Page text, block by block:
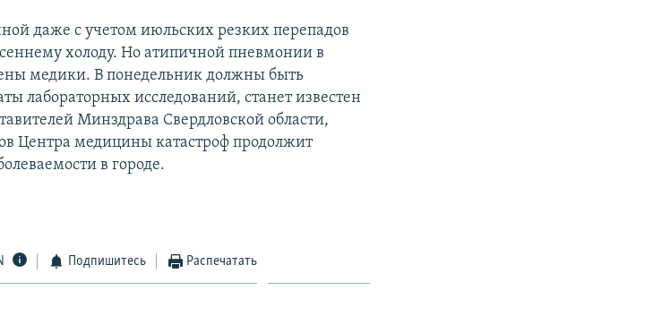
даже с учетом июльских резких перепадов
холоду. Но атипичной пневмонии в
медики. В понедельник должны быть
лабораторных исследований, станет известен
Минздрава Свердловской области,
Центра медицины катастроф продолжит
в городе.
Подпишитесь Распечатать